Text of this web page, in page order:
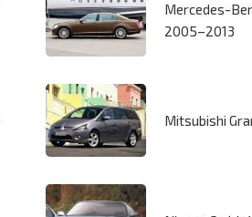
Mercedes-
2005–2013
Mitsubishi